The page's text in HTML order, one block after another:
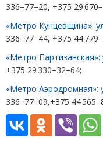
336−77−20, +375 29
«Метро Кунцевщина»:
336−77−44, +375 44
«Метро Партизанская»:
+375 29 330−32−64;
«Метро Аэродромная»:
336−77−09,+375 44